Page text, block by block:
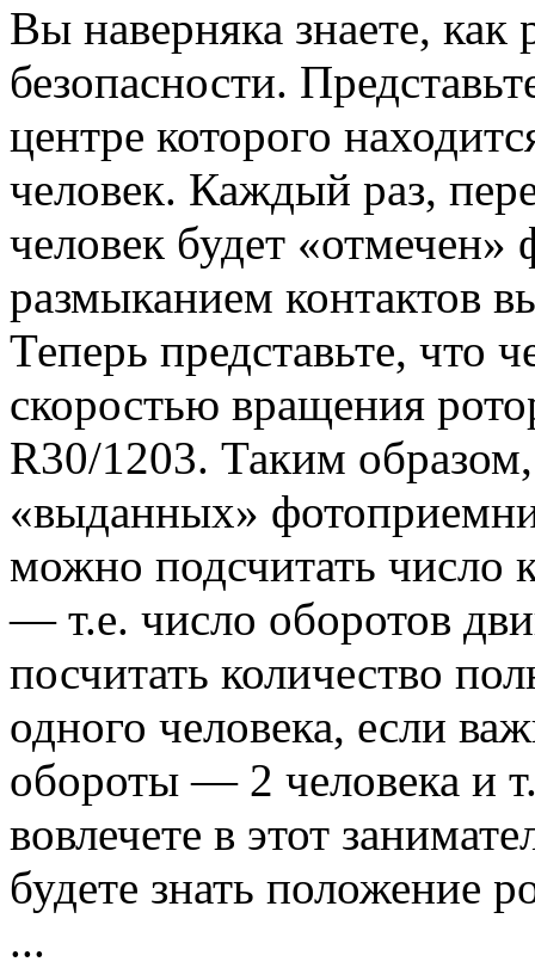
Вы наверняка знаете, как
безопасности.
центре которого
человек. Каждый раз,
человек будет
размыканием контактов
Теперь представьте, что
скоростью вращения
R30/1203. Таким
«выданных»
можно подсчитать число
— т.е. число оборотов
посчитать количество
одного человека, если
обороты — 2 человека и
вовлечете в этот
будете знать положение
...